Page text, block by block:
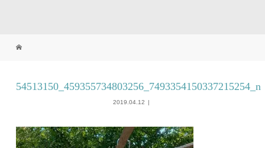
54513150_459355734803256_7493354150337215254_n
2019.04.12